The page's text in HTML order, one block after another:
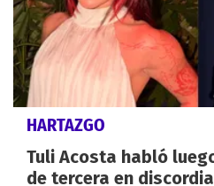
HARTAZGO
Tuli Acosta habló
de tercera en